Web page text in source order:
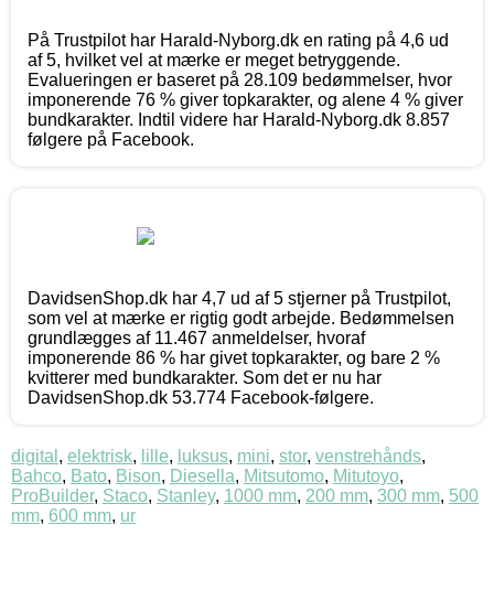
På Trustpilot har Harald-Nyborg.dk en rating på 4,6 ud
af 5, hvilket vel at mærke er meget betryggende.
Evalueringen er baseret på 28.109 bedømmelser, hvor
imponerende 76 % giver topkarakter, og alene 4 % giver
bundkarakter. Indtil videre har Harald-Nyborg.dk 8.857
følgere på Facebook.
DavidsenShop.dk har 4,7 ud af 5 stjerner på Trustpilot,
som vel at mærke er rigtig godt arbejde. Bedømmelsen
grundlægges af 11.467 anmeldelser, hvoraf
imponerende 86 % har givet topkarakter, og bare 2 %
kvitterer med bundkarakter. Som det er nu har
DavidsenShop.dk 53.774 Facebook-følgere.
digital , elektrisk, lille, luksus, mini, stor, venstrehånds,
Bahco, Bato, Bison, Diesella, Mitsutomo, Mitutoyo,
ProBuilder, Staco, Stanley, 1000 mm, 200 mm, 300 mm, 500
mm, 600 mm, ur